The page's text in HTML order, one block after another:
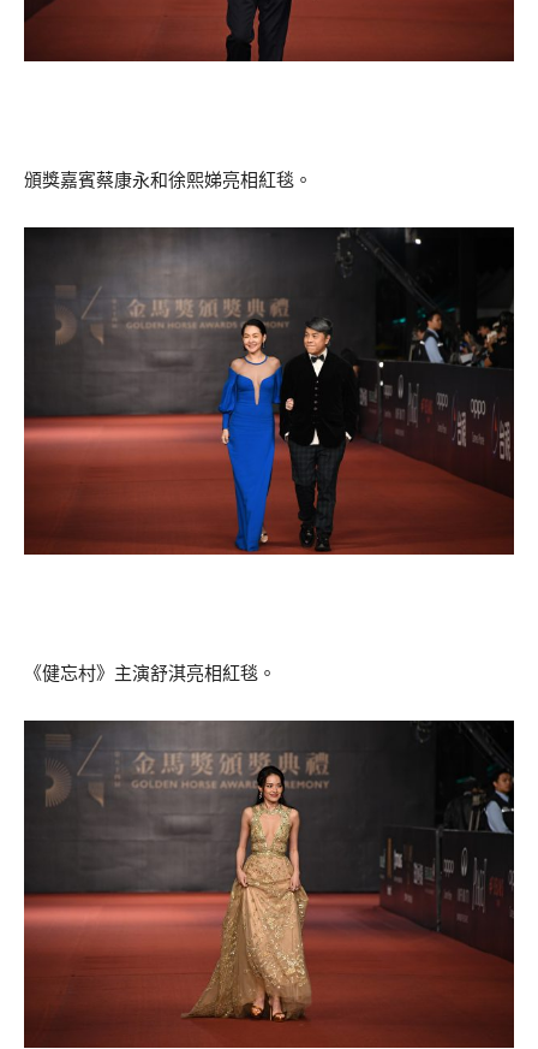
頒獎嘉賓蔡康永和徐熙娣亮相紅毯。
《健忘村》主演舒淇亮相紅毯。